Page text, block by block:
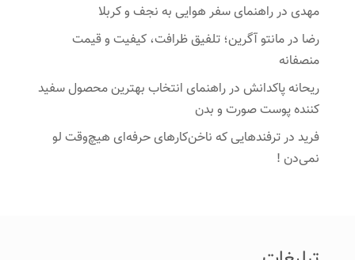
مهدیدرراهنمای سفر هوایی به نجف و کربلا
رضا درمانتو آگرین؛ تلفیق ظرافت، کیفیت و قیمت
منصفانه
ریحانه پاکدانشدرراهنمای انتخاب بهترین محصول سفید
کننده پوست صورت و بدن
فریددرترفندهایی که ناخن‌کارهای حرفه‌ای هیچ‌وقت لو
نمی‌دن !